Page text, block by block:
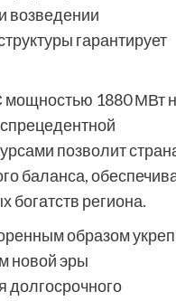
возведении
гарантирует
мощностью 1880 МВт
позволит
баланса,
богатств региона.
образом
новой эры
долгосрочного